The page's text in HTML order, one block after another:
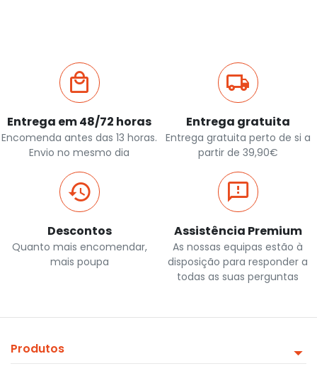
Entrega em 48/72 horas
Encomenda antes das 13 horas.
Envio no mesmo dia
Entrega gratuita
Entrega gratuita perto de si a
partir de 39,90€
Descontos
Quanto mais encomendar,
mais poupa
Assistência Premium
As nossas equipas estão à
disposição para responder a
todas as suas perguntas
Produtos